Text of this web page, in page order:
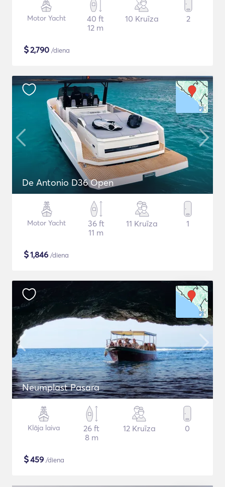
Motor Yacht
40 ft
12 m
10 Kruīza 2
$2,790 /diena
De Antonio D36 Open
Motor Yacht
36 ft
11 m
11 Kruīza 1
$1,846 /diena
Neumplast Pasara
Klāja laiva
26 ft
8 m
12 Kruīza 0
$459 /diena